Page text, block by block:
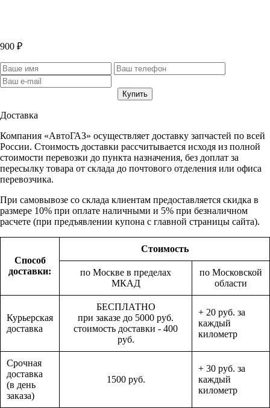
900 ₽
Доставка
Компания «АвтоГАЗ» осуществляет доставку запчастей по всей
России. Стоимость доставки рассчитывается исходя из полной
стоимости перевозки до пункта назначения, без доплат за
пересылку товара от склада до почтового отделения или офиса
перевозчика.
При самовывозе со склада клиентам предоставляется скидка в
размере 10% при оплате наличными и 5% при безналичном
расчете (при предъявлении купона с главной страницы сайта).
Способ
доставки:
Стоимость
по Москве в пределах
МКАД
по Московской
области
Курьерская
доставка
БЕСПЛАТНО
при заказе до 5000 руб.
стоимость доставки - 400
руб.
+ 20 руб. за
каждый
километр
Срочная
доставка
(в день
заказа)
1500 руб.
+ 30 руб. за
каждый
километр